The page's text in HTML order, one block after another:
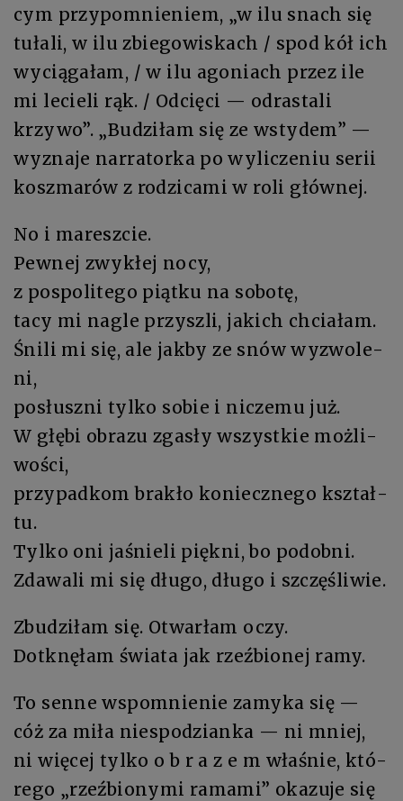
cym przy­po­mnie­niem, „w ilu snach się
tu­ła­li, w ilu zbie­go­wi­skach / spod kół ich
wy­cią­ga­łam, / w ilu ago­niach przez ile
mi le­cie­li rąk. / Od­cię­ci — od­ra­sta­li
krzy­wo”. „Bu­dzi­łam się ze wsty­dem” —
wy­zna­je nar­ra­tor­ka po wy­li­cze­niu se­rii
koszma­rów z ro­dzi­ca­mi w ro­li głów­nej.
No i ma­resz­cie.
Pew­nej zwy­kłej no­cy,
z po­spo­li­te­go piąt­ku na so­bo­tę,
ta­cy mi na­gle przy­szli, ja­kich chcia­łam.
Śni­li mi się, ale jak­by ze snów wy­zwo­le­
ni,
po­słusz­ni tyl­ko so­bie i ni­cze­mu już.
W głę­bi ob­ra­zu zga­sły wszyst­kie moż­li­
wo­ści,
przy­pad­kom bra­kło konieczne­go kształ­
tu.
Tyl­ko oni ja­śnie­li pięk­ni, bo po­dob­ni.
Zdawa­li mi się dłu­go, dłu­go i szczę­śli­wie.
Zbu­dzi­łam się. Otwar­łam oczy.
Do­tknę­łam świa­ta jak rzeź­bio­nej ramy.
To sen­ne wspo­mnie­nie za­my­ka się —
cóż za mi­ła nie­spo­dzian­ka — ni mniej,
ni wię­cej tyl­ko o b­ r a­ z e m wła­śnie, któ­
re­go „rzeź­bio­ny­mi rama­mi” oka­zu­je się